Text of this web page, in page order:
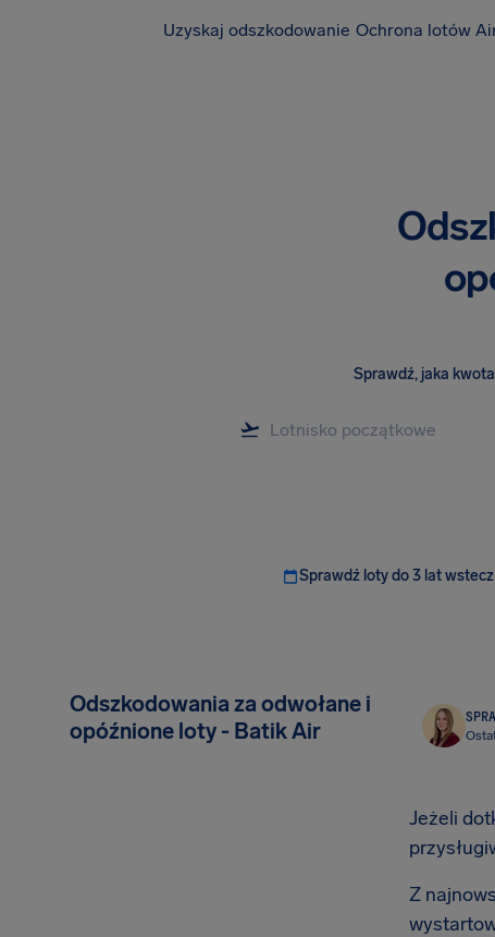
Uzyskaj odszkodowanie Ochrona lotów
Sprawdź, jaka
Sprawdź loty do 3 lat wstecz
Odszkodowania za odwołane i
opóźnione loty - Batik Air
Jeżeli
Z